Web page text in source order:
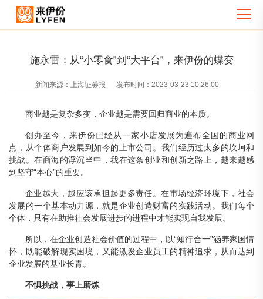
施永雷：从“小零食”到“大平台”，来伊份的蝶变
新闻来源： 上海证券报 发布时间： 2023-03-23 10:26:00
商业越是复杂多变，企业越是需要回归商业的本质。
创办至今，来伊份已经从一家小店发展为遍布全国的商业网
点，从个体商户发展到如今的上市公司。我们经历过太多的坎坷和
挑战。在商海的浮沉当中，我在这条创业和创新之路上，越来越感
到坚守“本心”的重要。
企业越大，越应该承担起更多责任。在市场经济环境下，社会
发展的一个基本动力源，就是企业创造财富的实践活动。我们每个
个体，只有在助推社会发展进步的进程中才能实现自我发展。
所以，在企业创造社会价值的过程中，以“知行合一”涵养家国情
怀，既能破解现实困境，又能激发企业员工的精神追求，从而达到
企业发展的基业长青。
不惧挑战，事上磨炼